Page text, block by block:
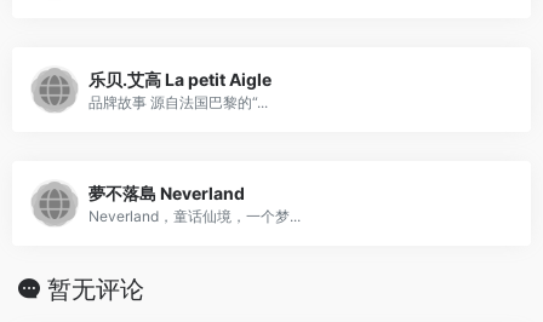
乐贝.艾高 La petit Aigle
品牌故事 源自法国巴黎的“...
夢不落島 Neverland
Neverland，童话仙境，一个梦...
暂无评论